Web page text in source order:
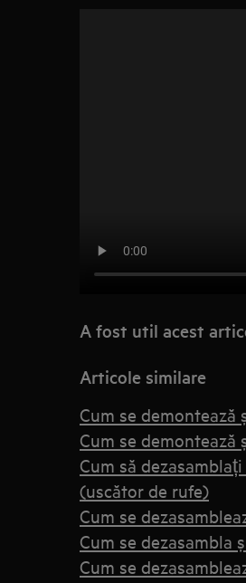
A fost util acest
Articole similare
Cum se demontează
Cum se
Cum să
(uscător de rufe)
Cum se
Cum se dezasambla
Cum se